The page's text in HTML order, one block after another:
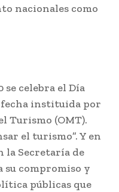
nacionales como
se celebra el Día
instituida por
Turismo (OMT).
el turismo”. Y en
la Secretaría de
su compromiso y
públicas que